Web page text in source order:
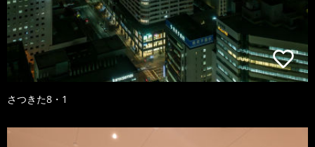
さつきた8・1